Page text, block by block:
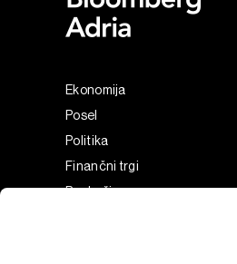
Ekonomija
Posel
Politika
Finančni trgi
Razkošje